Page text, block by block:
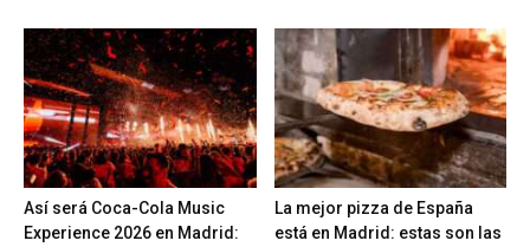
Así será Coca-Cola Music
Experience 2026 en Madrid:
La mejor pizza de España
está en Madrid: estas son las